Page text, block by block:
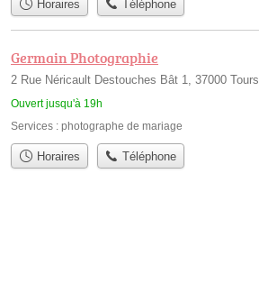
Horaires Téléphone
Germain Photographie
2 Rue Néricault Destouches Bât 1, 37000 Tours
Ouvert jusqu'à 19h
Services : photographe de mariage
Horaires Téléphone